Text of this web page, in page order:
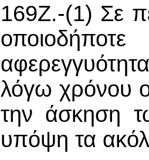
169Ζ.-(1) Σε
οποιοδήποτε
λόγω χρόνου
την άσκηση
υπόψη τα